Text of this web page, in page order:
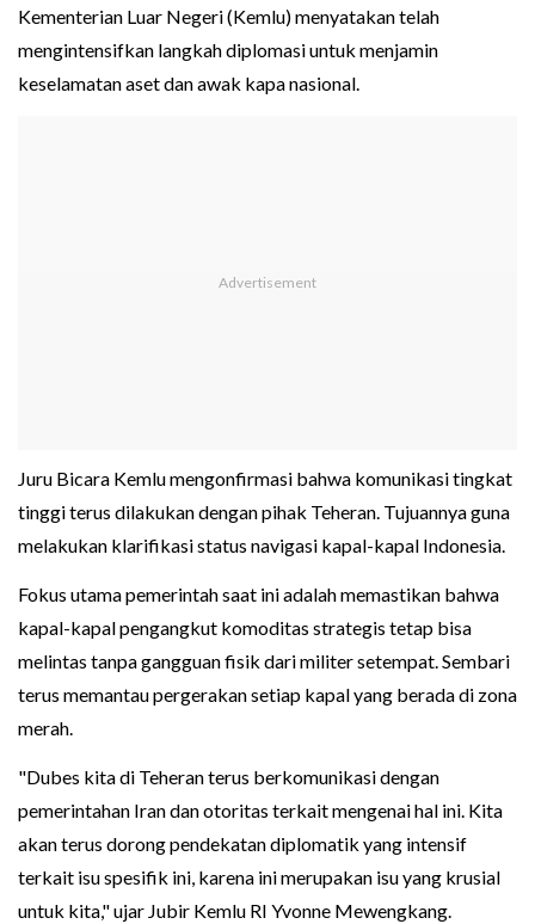
Kementerian Luar Negeri (Kemlu) menyatakan telah
mengintensifkan langkah diplomasi untuk menjamin
keselamatan aset dan awak kapa nasional.
Juru Bicara Kemlu mengonfirmasi bahwa komunikasi tingkat
tinggi terus dilakukan dengan pihak Teheran. Tujuannya guna
melakukan klarifikasi status navigasi kapal-kapal Indonesia.
Fokus utama pemerintah saat ini adalah memastikan bahwa
kapal-kapal pengangkut komoditas strategis tetap bisa
melintas tanpa gangguan fisik dari militer setempat. Sembari
terus memantau pergerakan setiap kapal yang berada di zona
merah.
"Dubes kita di Teheran terus berkomunikasi dengan
pemerintahan Iran dan otoritas terkait mengenai hal ini. Kita
akan terus dorong pendekatan diplomatik yang intensif
terkait isu spesifik ini, karena ini merupakan isu yang krusial
untuk kita," ujar Jubir Kemlu RI Yvonne Mewengkang.